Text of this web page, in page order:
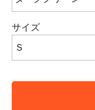
サイズ